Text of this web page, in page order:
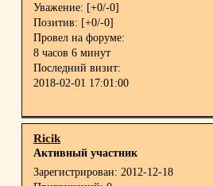
Уважение: [+0/-0]
Позитив: [+0/-0]
Провел на форуме:
8 часов 6 минут
Последний визит:
2018-02-01 17:01:00
Ricik
Активный участник
Зарегистрирован: 2012-12-18